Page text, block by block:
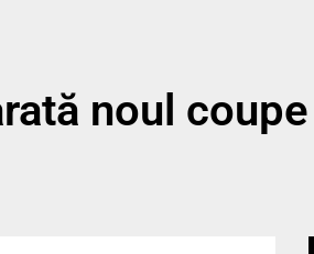
noul